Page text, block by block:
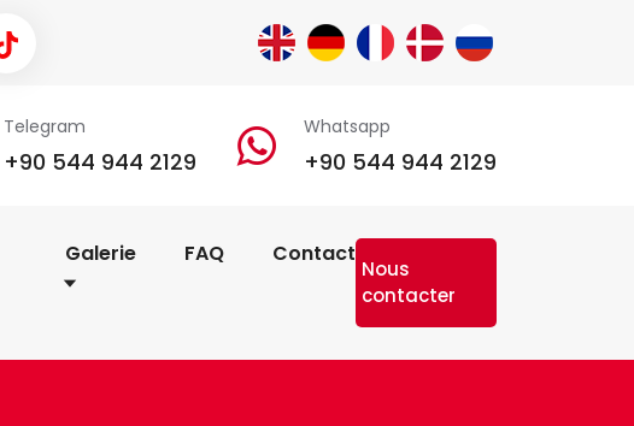
Telegram
+90 544 944 2129
Whatsapp
+90 544 944 2129
Galerie FAQ Contact
Nous
contacter